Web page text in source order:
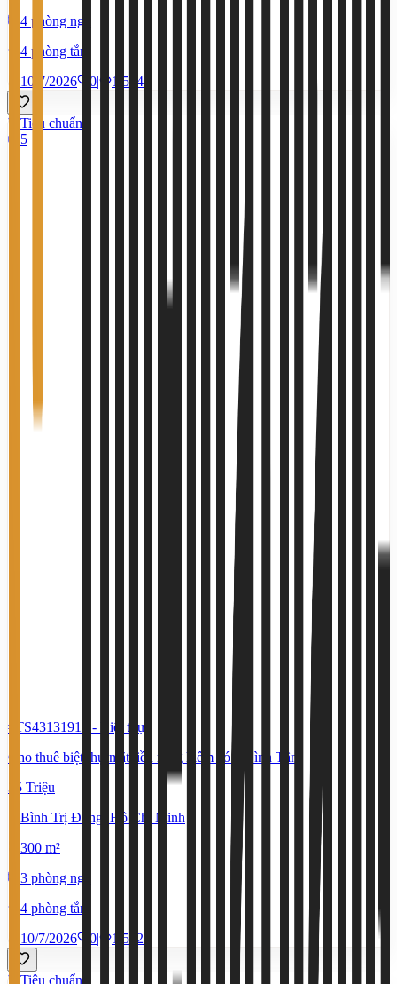
4 phòng ngủ
4 phòng tắm
10/7/2026
0| 1.534
Tiêu chuẩn
5
#TS43131914 -
Biệt thự
Cho thuê biệt thự mặt tiền rộng hiếm có ở Bình Tân
35 Triệu
Bình Trị Đông, Hồ Chí Minh
300 m²
3 phòng ngủ
4 phòng tắm
10/7/2026
0| 1.542
Tiêu chuẩn